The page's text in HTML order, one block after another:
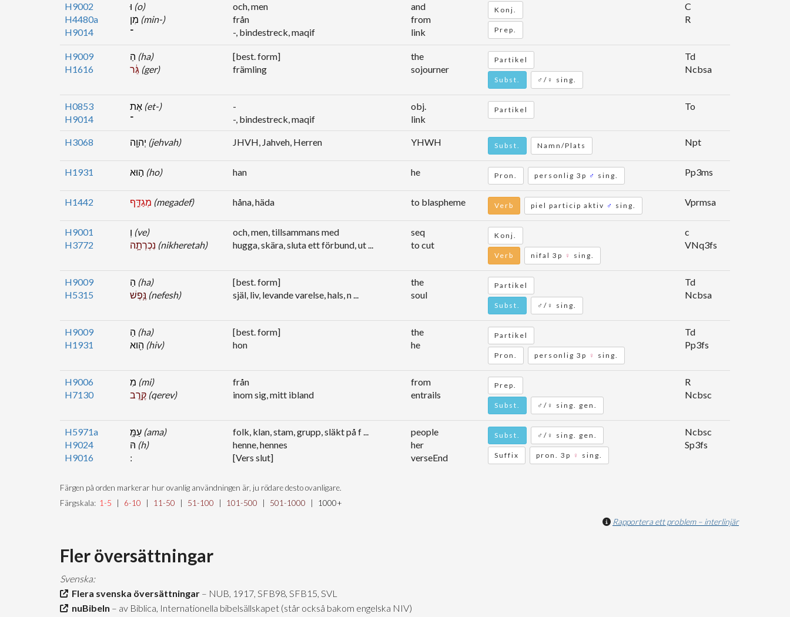
H9002
H4480a
H9014
(o)
(min-)
־
och, men
från
-, bindestreck, maqif
and
from
link
Konj.
Prep.
C
R
H9009
H1616
(ha)
(ger)
[best. form]
främling
the
sojourner
Partikel
Subst. ♂/♀ sing.
Td
Ncbsa
H0853
H9014
(et-)
־
-
-, bindestreck, maqif
obj.
link
Partikel To
H3068 (jehvah) JHVH, Jahveh, Herren YHWH Subst. Namn/Plats Npt
H1931 (ho) han he Pron. personlig 3p ♂ sing. Pp3ms
H1442 (megadef) håna, häda to blaspheme Verb piel particip aktiv ♂ sing. Vprmsa
H9001
H3772
(ve)
(nikheretah)
och, men, tillsammans med
hugga, skära, sluta ett förbund, ut ...
seq
to cut
Konj.
Verb nifal 3p ♀ sing.
c
VNq3fs
H9009
H5315
(ha)
(nefesh)
[best. form]
själ, liv, levande varelse, hals, n ...
the
soul
Partikel
Subst. ♂/♀ sing.
Td
Ncbsa
H9009
H1931
(ha)
(hiv)
[best. form]
hon
the
he
Partikel
Pron. personlig 3p ♀ sing.
Td
Pp3fs
H9006
H7130
(mi)
(qerev)
från
inom sig, mitt ibland
from
entrails
Prep.
Subst. ♂/♀ sing. gen.
R
Ncbsc
H5971a
H9024
H9016
(ama)
(h)
folk, klan, stam, grupp, släkt på f ...
henne, hennes
[Vers slut]
people
her
verseEnd
Subst. ♂/♀ sing. gen.
Suffix pron. 3p ♀ sing.
Ncbsc
Sp3fs
Färgen på orden markerar hur ovanlig användningen är, ju rödare desto ovanligare.
Färgskala: 1-5 6-10 11-50 51-100 101-500 501-1000 1000+
Rapportera ett problem – interlinjär
Fler översättningar
Svenska:
Flera svenska översättningar – NUB, 1917, SFB98, SFB15, SVL
nuBibeln – av Biblica, Internationella bibelsällskapet (står också bakom engelska NIV)